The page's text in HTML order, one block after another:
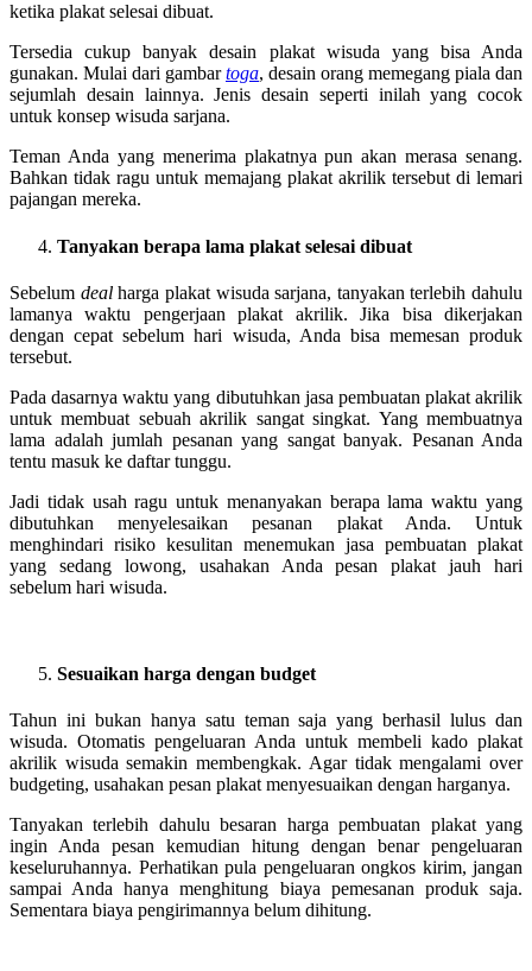
ketika plakat selesai dibuat.
Tersedia cukup banyak desain plakat wisuda yang bisa Anda
gunakan. Mulai dari gambartoga, desain orang memegang piala dan
sejumlah desain lainnya. Jenis desain seperti inilah yang cocok
untuk konsep wisuda sarjana.
Teman Anda yang menerima plakatnya pun akan merasa senang.
Bahkan tidak ragu untuk memajang plakat akrilik tersebut di lemari
pajangan mereka.
Tanyakan berapa lama plakat selesai dibuat
Sebelum dealharga plakat wisuda sarjana, tanyakan terlebih dahulu
lamanya waktu pengerjaan plakat akrilik. Jika bisa dikerjakan
dengan cepat sebelum hari wisuda, Anda bisa memesan produk
tersebut.
Pada dasarnya waktu yang dibutuhkan jasa pembuatan plakat akrilik
untuk membuat sebuah akrilik sangat singkat. Yang membuatnya
lama adalah jumlah pesanan yang sangat banyak. Pesanan Anda
tentu masuk ke daftar tunggu.
Jadi tidak usah ragu untuk menanyakan berapa lama waktu yang
dibutuhkan menyelesaikan pesanan plakat Anda. Untuk
menghindari risiko kesulitan menemukan jasa pembuatan plakat
yang sedang lowong, usahakan Anda pesan plakat jauh hari
sebelum hari wisuda.
Sesuaikan harga dengan budget
Tahun ini bukan hanya satu teman saja yang berhasil lulus dan
wisuda. Otomatis pengeluaran Anda untuk membeli kado plakat
akrilik wisuda semakin membengkak. Agar tidak mengalami over
budgeting, usahakan pesan plakat menyesuaikan dengan harganya.
Tanyakan terlebih dahulu besaran harga pembuatan plakat yang
ingin Anda pesan kemudian hitung dengan benar pengeluaran
keseluruhannya. Perhatikan pula pengeluaran ongkos kirim, jangan
sampai Anda hanya menghitung biaya pemesanan produk saja.
Sementara biaya pengirimannya belum dihitung.